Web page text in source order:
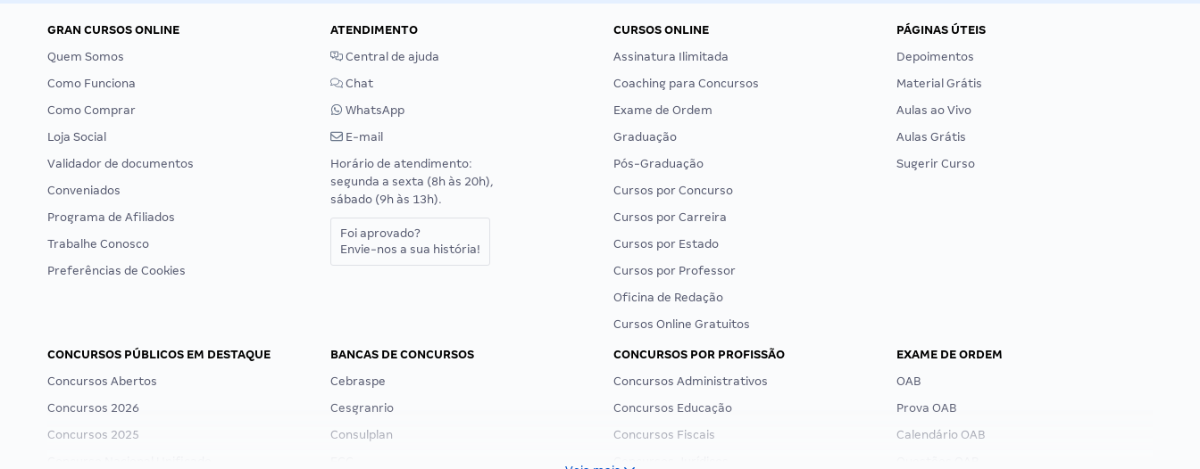
GRAN CURSOS ONLINE
Quem Somos
Como Funciona
Como Comprar
Loja Social
Validador de documentos
Conveniados
Programa de Afiliados
Trabalhe Conosco
Preferências de Cookies
ATENDIMENTO
Central de ajuda
Chat
WhatsApp
E-mail
Horário de atendimento:
segunda a sexta (8h às 20h),
sábado (9h às 13h).
Foi aprovado?
Envie-nos a sua história!
CURSOS ONLINE
Assinatura Ilimitada
Coaching para Concursos
Exame de Ordem
Graduação
Pós-Graduação
Cursos por Concurso
Cursos por Carreira
Cursos por Estado
Cursos por Professor
Oficina de Redação
Cursos Online Gratuitos
PÁGINAS ÚTEIS
Depoimentos
Material Grátis
Aulas ao Vivo
Aulas Grátis
Sugerir Curso
CONCURSOS PÚBLICOS EM DESTAQUE
Concursos Abertos
Concursos 2026
Concursos 2025
BANCAS DE CONCURSOS
Cebraspe
Cesgranrio
Consulplan
CONCURSOS POR PROFISSÃO
Concursos Administrativos
Concursos Educação
Concursos Fiscais
EXAME DE ORDEM
OAB
Prova OAB
Calendário OAB